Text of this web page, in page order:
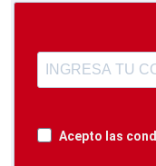
Acepto las